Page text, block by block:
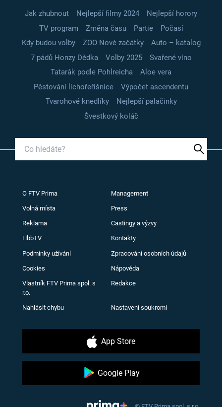
Jak zhubnout Nejlepší filmy 2024
Nejlepší horory
TV program
Změna času Partie
Počasí
Kdy budou volby
ZOO Nové začátky
Auto – katalog
7 pádů Honzy Dědka
Volby 2025
Svařené víno
Tatarák podle Pohlreicha
Aloe vera
Pěstování lichořeřišnice
Výpočet ascendentu
Tvarohové knedlíky
Nejlepší palačinky
Švestkový koláč
O FTV Prima Management
Volná místa Press
Reklama Castingy a výzvy
HbbTV Kontakty
Podmínky užívání Zpracování osobních údajů
Cookies Nápověda
Vlastník FTV Prima spol. s
r.o.
Redakce
Nahlásit chybu Nastavení soukromí
App Store
Google Play